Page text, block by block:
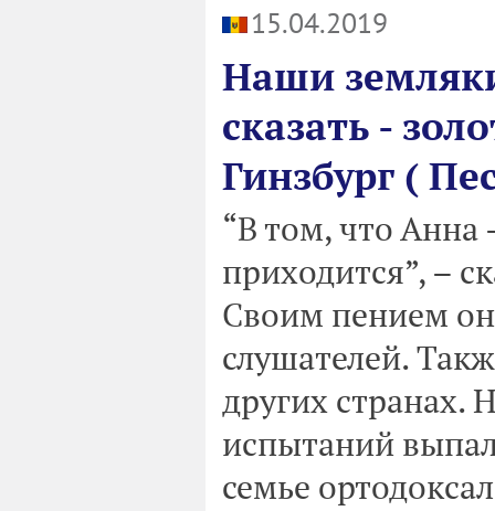
15.04.2019
Наши
сказать -
Гинзбург (
“В том, что Анна
приходится”, –
Своим пением
слушателей.
других странах.
испытаний
семье